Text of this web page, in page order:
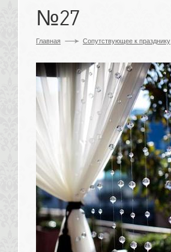
№27
Главная Сопутствующее к празднику